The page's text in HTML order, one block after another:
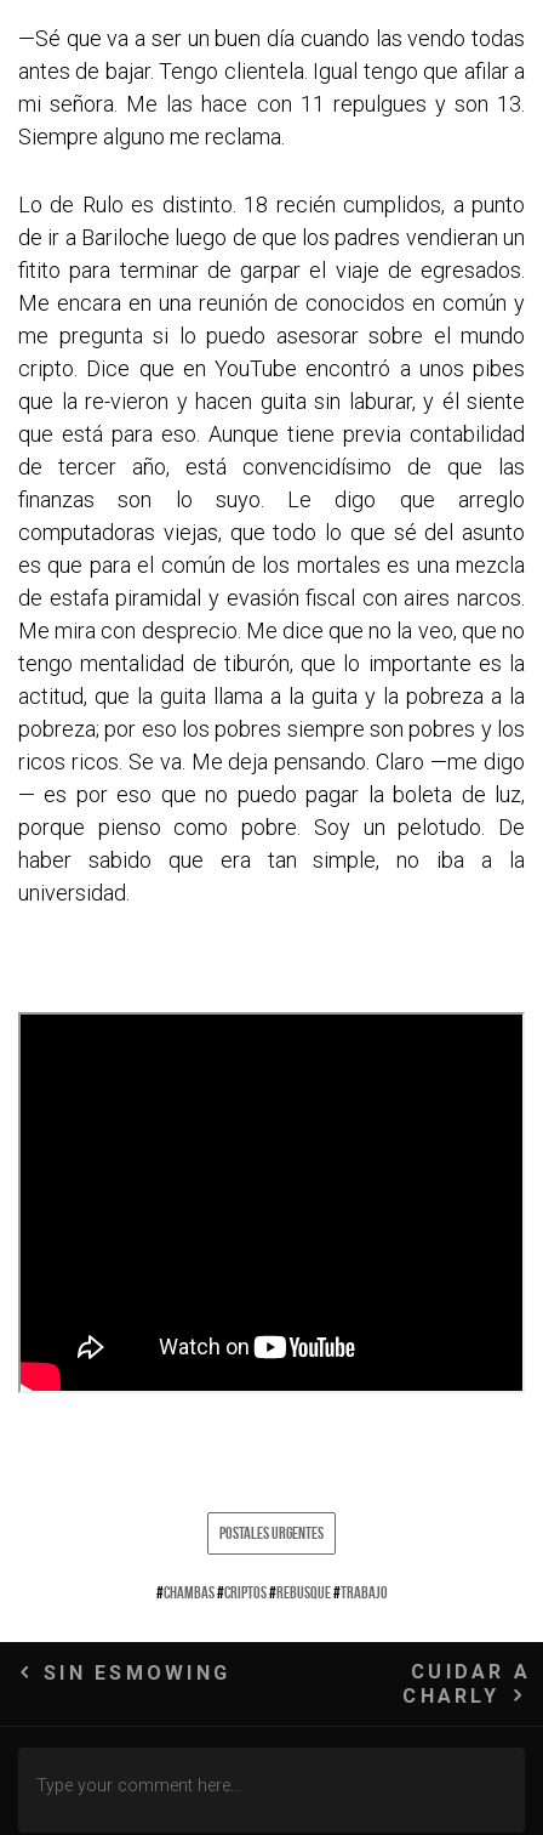
—Sé que va a ser un buen día cuando las vendo todas
antes de bajar. Tengo clientela. Igual tengo que afilar a
mi señora. Me las hace con 11 repulgues y son 13.
Siempre alguno me reclama.
Lo de Rulo es distinto. 18 recién cumplidos, a punto
de ir a Bariloche luego de que los padres vendieran un
fitito para terminar de garpar el viaje de egresados.
Me encara en una reunión de conocidos en común y
me pregunta si lo puedo asesorar sobre el mundo
cripto. Dice que en YouTube encontró a unos pibes
que la re-vieron y hacen guita sin laburar, y él siente
que está para eso. Aunque tiene previa contabilidad
de tercer año, está convencidísimo de que las
finanzas son lo suyo. Le digo que arreglo
computadoras viejas, que todo lo que sé del asunto
es que para el común de los mortales es una mezcla
de estafa piramidal y evasión fiscal con aires narcos.
Me mira con desprecio. Me dice que no la veo, que no
tengo mentalidad de tiburón, que lo importante es la
actitud, que la guita llama a la guita y la pobreza a la
pobreza; por eso los pobres siempre son pobres y los
ricos ricos. Se va. Me deja pensando. Claro —me digo
— es por eso que no puedo pagar la boleta de luz,
porque pienso como pobre. Soy un pelotudo. De
haber sabido que era tan simple, no iba a la
universidad.
POSTALES URGENTES
#CHAMBAS#CRIPTOS#REBUSQUE#TRABAJO
Navegación
entradas
SIN ESMOWING
CUIDAR A
CHARLY